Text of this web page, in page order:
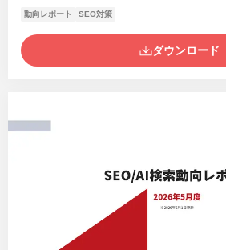
動向レポート SEO対策
ダウンロード